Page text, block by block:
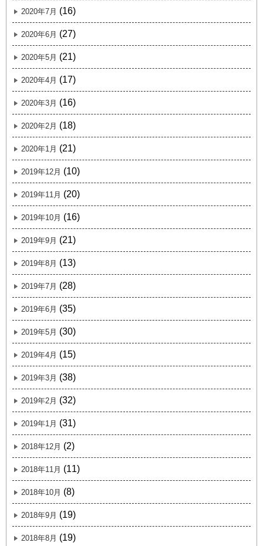
2020年7月 (16)
2020年6月 (27)
2020年5月 (21)
2020年4月 (17)
2020年3月 (16)
2020年2月 (18)
2020年1月 (21)
2019年12月 (10)
2019年11月 (20)
2019年10月 (16)
2019年9月 (21)
2019年8月 (13)
2019年7月 (28)
2019年6月 (35)
2019年5月 (30)
2019年4月 (15)
2019年3月 (38)
2019年2月 (32)
2019年1月 (31)
2018年12月 (2)
2018年11月 (11)
2018年10月 (8)
2018年9月 (19)
2018年8月 (19)